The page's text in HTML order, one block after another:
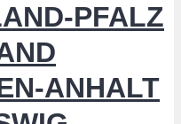
PFALZ
ANHALT